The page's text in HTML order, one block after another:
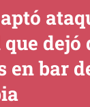
dejó
en bar